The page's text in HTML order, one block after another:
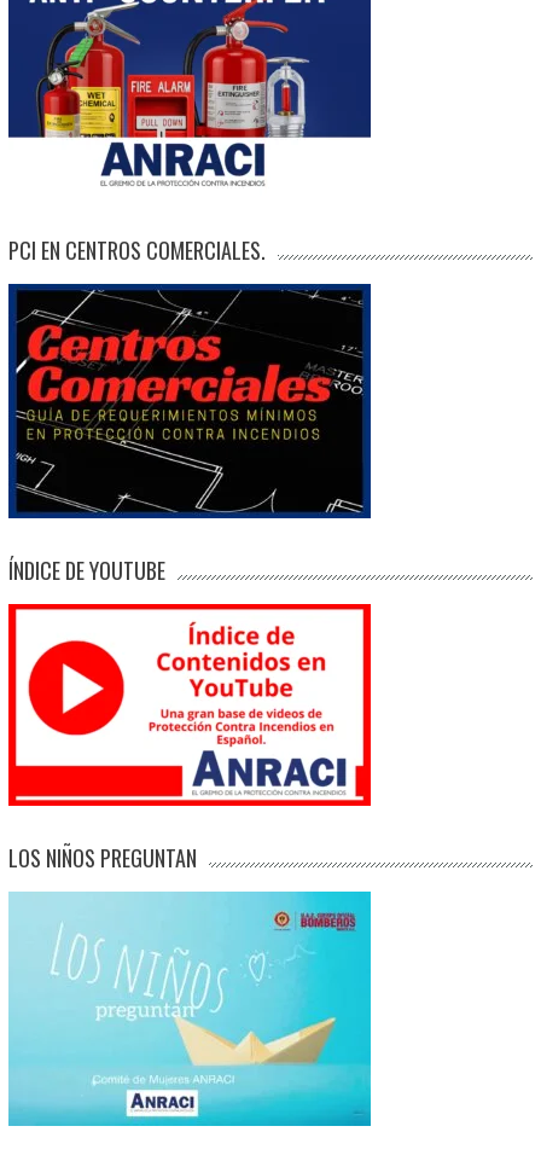
PCI EN CENTROS COMERCIALES.
ÍNDICE DE YOUTUBE
LOS NIÑOS PREGUNTAN